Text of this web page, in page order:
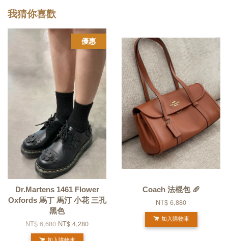
我猜你喜歡
優惠
Dr.Martens 1461 Flower
Oxfords 馬丁 馬汀 小花 三孔
黑色
NT$ 6,680NT$ 4,280
Coach 法棍包 🥖
NT$ 6,880
加入購物車